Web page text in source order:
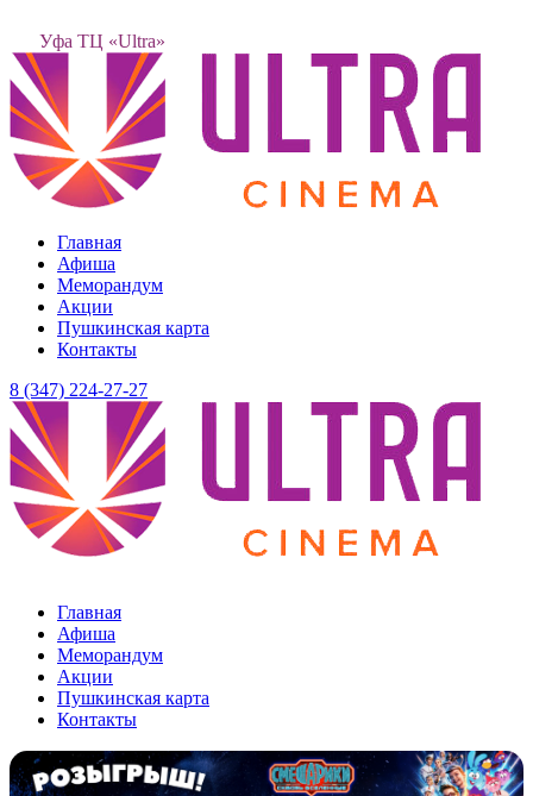
Уфа ТЦ «Ultra»
Главная
Афиша
Меморандум
Акции
Пушкинская карта
Контакты
8 (347) 224-27-27
Главная
Афиша
Меморандум
Акции
Пушкинская карта
Контакты